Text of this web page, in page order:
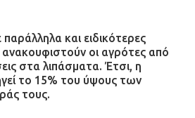
και ειδικότερες
ανακουφιστούν οι αγρότες από
στα λιπάσματα. Έτσι, η
το 15% του ύψους των
τους.